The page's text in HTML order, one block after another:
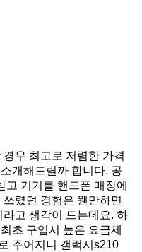
우 최고로 저렴한 가격
개해드릴까 합니다. 공
기기를 핸드폰 매장에
렸던 경험은 웬만하면
고 생각이 드는데요. 하
초 구입시 높은 요금제
주어지니 갤럭시s210